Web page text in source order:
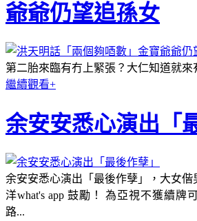
爺爺仍望追孫女
第二胎來臨有冇上緊張？大仁知道就來
繼續觀看+
余安安悉心演出「
余安安悉心演出「最後作孽」，大女
洋what's app 鼓勵！ 為亞視不獲續牌
路...